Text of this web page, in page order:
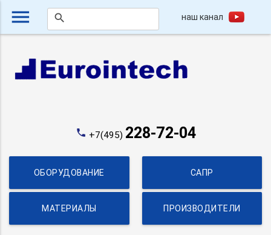
menu search наш канал
phone +7(495) 228-72-04
ОБОРУДОВАНИЕ САПР
МАТЕРИАЛЫ ПРОИЗВОДИТЕЛИ